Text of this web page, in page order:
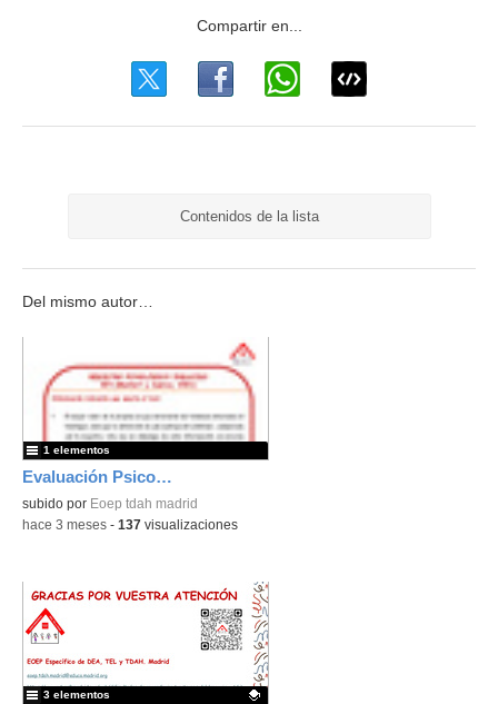
Contenidos de la lista
Del mismo autor…
Evaluación Psicopedagógica
subido por Eoep tdah madrid
1 elementos
-hace 3 meses - 137 visualizaciones
3 elementos